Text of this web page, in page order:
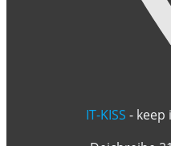
IT-KISS - keep